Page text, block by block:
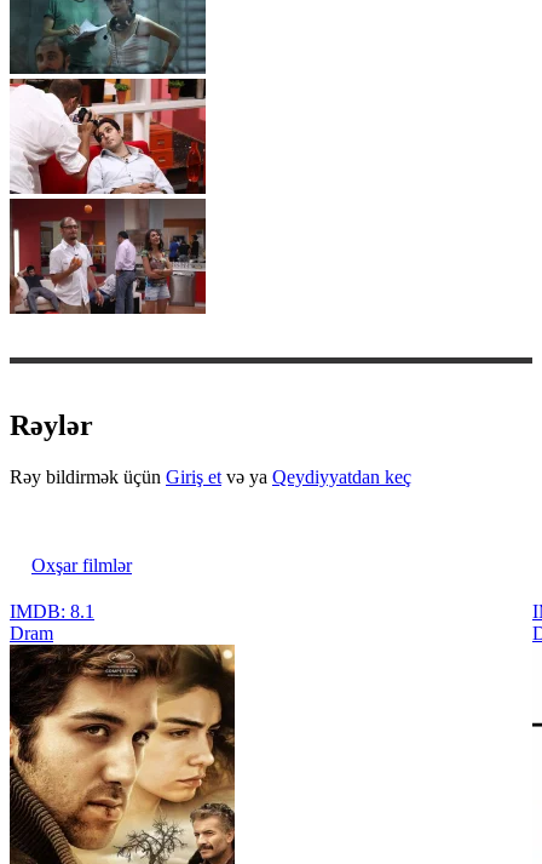
Rəylər
Rəy bildirmək üçün Giriş et və ya Qeydiyyatdan keç
Oxşar filmlər
IMDB: 8.1
Dram